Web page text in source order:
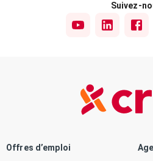
Suivez-
Offres d’emploi